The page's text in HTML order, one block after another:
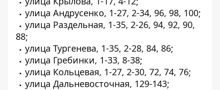
улица Андрусенко, 1-27, 2-34, 96, 98, 100;
улица Раздельная, 1-35, 2-26, 94, 92, 90,
88;
улица Тургенева, 1-35, 2-28, 84, 86;
улица Гребинки, 1-33, 8-38;
улица Кольцевая, 1-27, 2-30, 72, 74, 76;
улица Дальневосточная, 129-143;